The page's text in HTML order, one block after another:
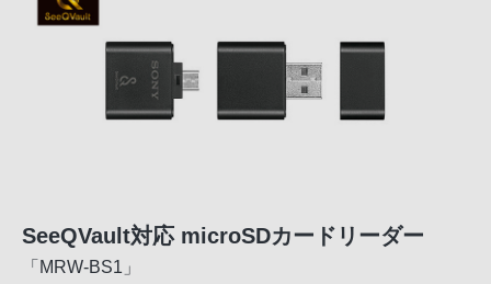
SeeQVault対応 microSDカードリーダー
「MRW-BS1」